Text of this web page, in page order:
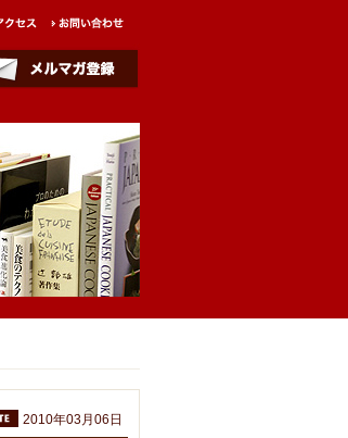
2010年03月06日